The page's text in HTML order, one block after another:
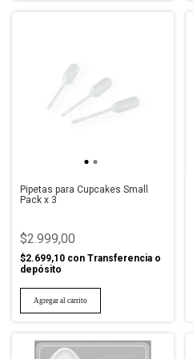
Pipetas para Cupcakes Small
Pack x 3
$2.999,00
$2.699,10 con Transferencia o
depósito